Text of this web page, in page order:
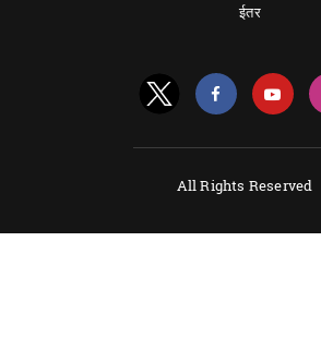
ईतर
All Rights Reserved